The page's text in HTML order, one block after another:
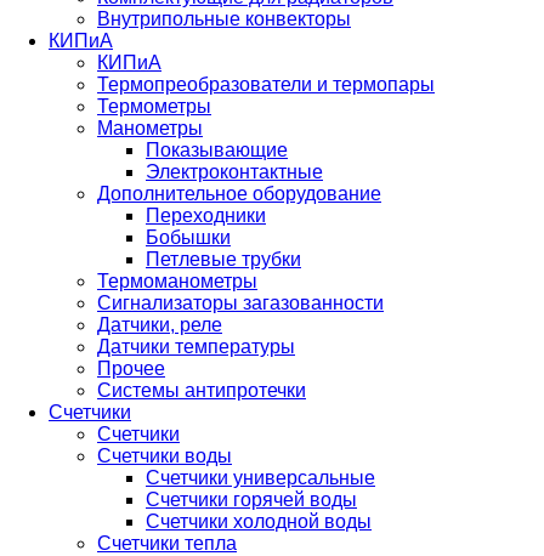
Внутрипольные конвекторы
КИПиА
КИПиА
Термопреобразователи и термопары
Термометры
Манометры
Показывающие
Электроконтактные
Дополнительное оборудование
Переходники
Бобышки
Петлевые трубки
Термоманометры
Сигнализаторы загазованности
Датчики, реле
Датчики температуры
Прочее
Системы антипротечки
Счетчики
Счетчики
Счетчики воды
Счетчики универсальные
Счетчики горячей воды
Счетчики холодной воды
Счетчики тепла